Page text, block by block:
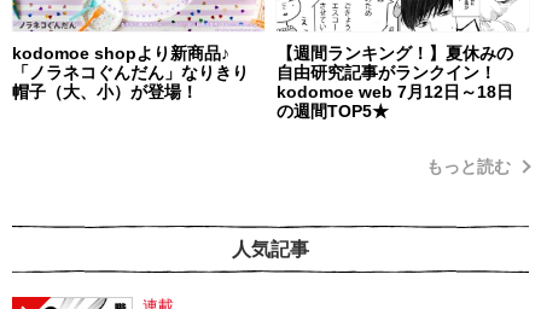
kodomoe shopより新商品♪
「ノラネコぐんだん」なりきり
帽子（大、小）が登場！
【週間ランキング！】夏休みの
自由研究記事がランクイン！
kodomoe web 7月12日～18日
の週間TOP5★
もっと読む
人気記事